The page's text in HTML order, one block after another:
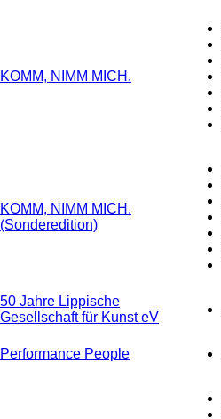
KOMM, NIMM MICH.
KOMM, NIMM MICH.
(Sonderedition)
50 Jahre Lippische
Gesellschaft für Kunst eV
Performance People